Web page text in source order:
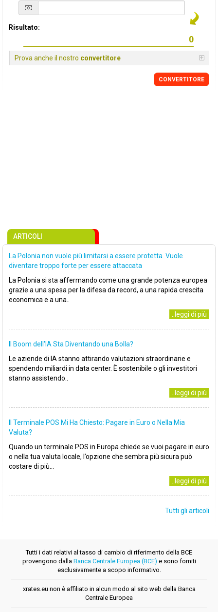
Risultato:
Prova anche il nostro convertitore
CONVERTITORE
ARTICOLI
La Polonia non vuole più limitarsi a essere protetta. Vuole
diventare troppo forte per essere attaccata
La Polonia si sta affermando come una grande potenza europea
grazie a una spesa per la difesa da record, a una rapida crescita
economica e a una..
..leggi di più
Il Boom dell'IA Sta Diventando una Bolla?
Le aziende di IA stanno attirando valutazioni straordinarie e
spendendo miliardi in data center. È sostenibile o gli investitori
stanno assistendo..
..leggi di più
Il Terminale POS Mi Ha Chiesto: Pagare in Euro o Nella Mia
Valuta?
Quando un terminale POS in Europa chiede se vuoi pagare in euro
o nella tua valuta locale, l’opzione che sembra più sicura può
costare di più...
..leggi di più
Tutti gli articoli
Tutti i dati relativi al tasso di cambio di riferimento della BCE
provengono dalla Banca Centrale Europea (BCE) e sono forniti
esclusivamente a scopo informativo.
xrates.eu non è affiliato in alcun modo al sito web della Banca
Centrale Europea